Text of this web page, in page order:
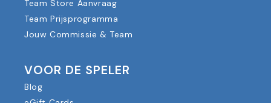
Team Store Aanvraag
Team Prijsprogramma
Jouw Commissie & Team
VOOR DE SPELER
Blog